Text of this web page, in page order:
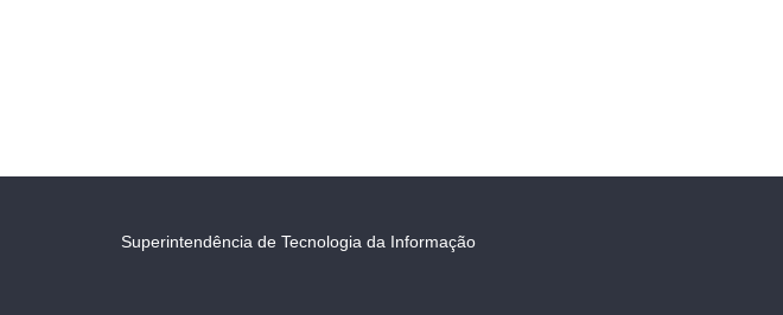
Superintendência de Tecnologia da Informação